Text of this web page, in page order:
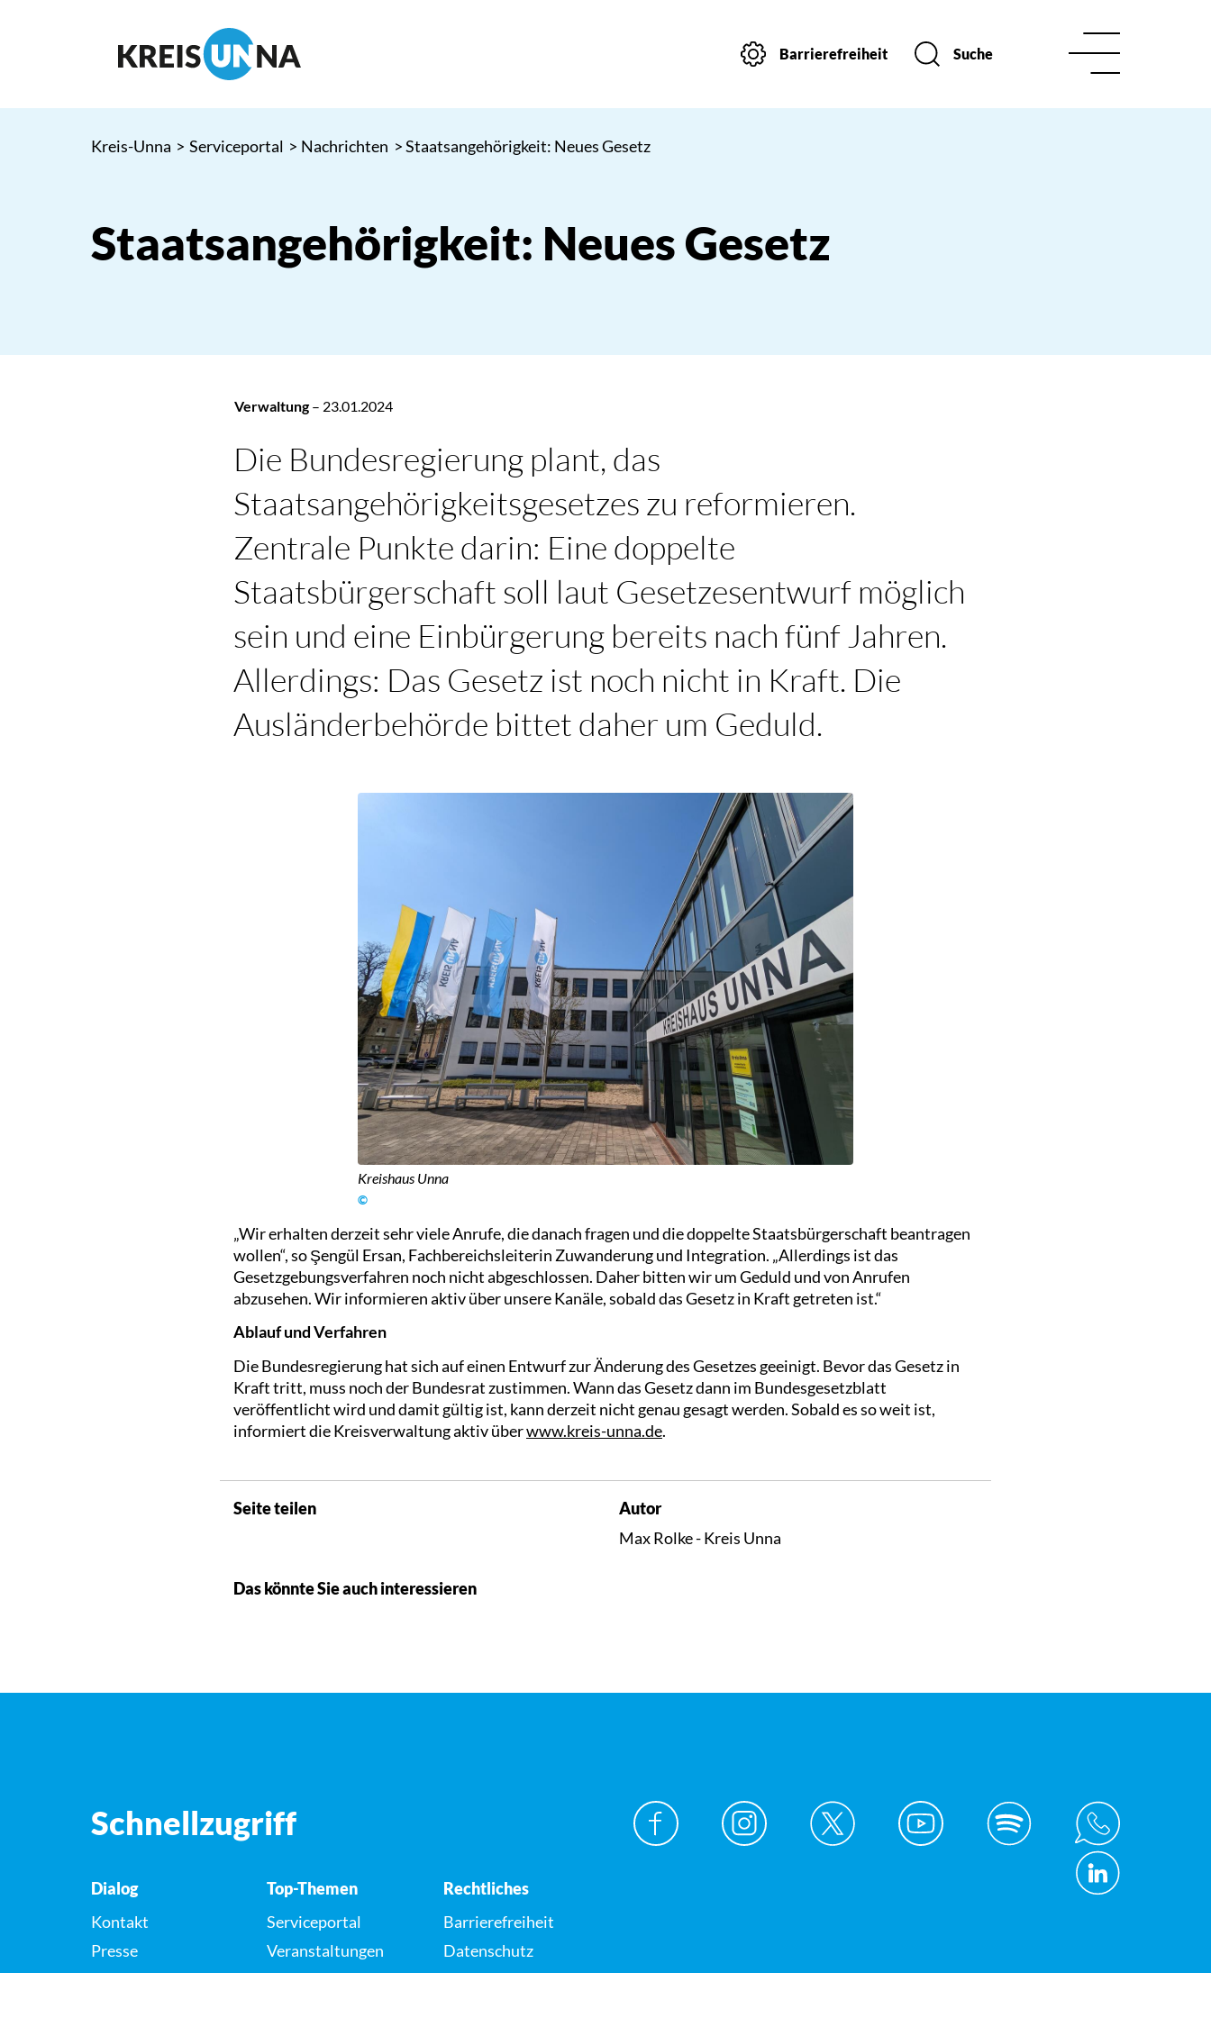
Barrierefreiheit Suche
Kreis-Unna > Serviceportal > Nachrichten > Staatsangehörigkeit: Neues Gesetz
Staatsangehörigkeit: Neues Gesetz
Verwaltung– 23.01.2024
Die Bundesregierung plant, das
Staatsangehörigkeitsgesetzes zu reformieren.
Zentrale Punkte darin: Eine doppelte
Staatsbürgerschaft soll laut Gesetzesentwurf möglich
sein und eine Einbürgerung bereits nach fünf Jahren.
Allerdings: Das Gesetz ist noch nicht in Kraft. Die
Ausländerbehörde bittet daher um Geduld.
Kreishaus Unna
©
„Wir erhalten derzeit sehr viele Anrufe, die danach fragen und die doppelte Staatsbürgerschaft beantragen
wollen“, so Şengül Ersan, Fachbereichsleiterin Zuwanderung und Integration. „Allerdings ist das
Gesetzgebungsverfahren noch nicht abgeschlossen. Daher bitten wir um Geduld und von Anrufen
abzusehen. Wir informieren aktiv über unsere Kanäle, sobald das Gesetz in Kraft getreten ist.“
Ablauf und Verfahren
Die Bundesregierung hat sich auf einen Entwurf zur Änderung des Gesetzes geeinigt. Bevor das Gesetz in
Kraft tritt, muss noch der Bundesrat zustimmen. Wann das Gesetz dann im Bundesgesetzblatt
veröffentlicht wird und damit gültig ist, kann derzeit nicht genau gesagt werden. Sobald es so weit ist,
informiert die Kreisverwaltung aktiv überwww.kreis-unna.de.
Seite teilen
Autor
Max Rolke - Kreis Unna
Das könnte Sie auch interessieren
Schnellzugriff
Dialog
Kontakt
Presse
Top-Themen
Serviceportal
Veranstaltungen
Karriere
Rechtliches
Barrierefreiheit
Datenschutz
Impressum